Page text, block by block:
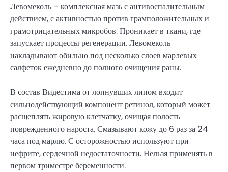
Левомеколь – комплексная мазь с антивоспалительным
действием, с активностью против грамположительных и
грамотрицательных микробов. Проникает в ткани, где
запускает процессы регенерации. Левомеколь
накладывают обильно под несколько слоев марлевых
салфеток ежедневно до полного очищения раны.
В состав Видестима от лопнувших липом входит
сильнодействующий компонент ретинол, который может
расщеплять жировую клетчатку, очищая полость
поврежденного нароста. Смазывают кожу до 6 раз за 24
часа под марлю. С осторожностью используют при
нефрите, сердечной недостаточности. Нельзя применять в
первом триместре беременности.